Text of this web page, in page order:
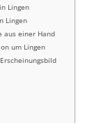
Lingen
Lingen
aus einer Hand
um Lingen